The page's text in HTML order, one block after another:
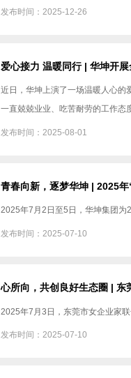
发布时间：2025-12-26
爱心接力 温暖同行 | 华坤开
近日，华坤上演了一场温暖人心的
一直兢兢业业、吃苦耐劳的工作态
发布时间：2025-08-01
青春向新，逐梦华坤 | 2025年
2025年7月2日至5日，华坤集团为
发布时间：2025-07-10
心所向，共创良好生态圈 | 东
2025年7月3日，东莞市女企业家
发布时间：2025-07-10